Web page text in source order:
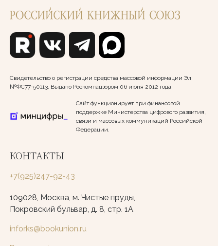
Свидетельство о регистрации средства массовой информации Эл
№ФС77-50113. Выдано Роскомнадзором 06 июня 2012 года.
Сайт функционирует при финансовой
поддержке Министерства цифрового развития,
связи и массовых коммуникаций Российской
Федерации.
КОНТАКТЫ
+7(925)247-92-43
109028, Москва, м. Чистые пруды,
Покровский бульвар, д. 8, стр. 1А
inforks@bookunion.ru